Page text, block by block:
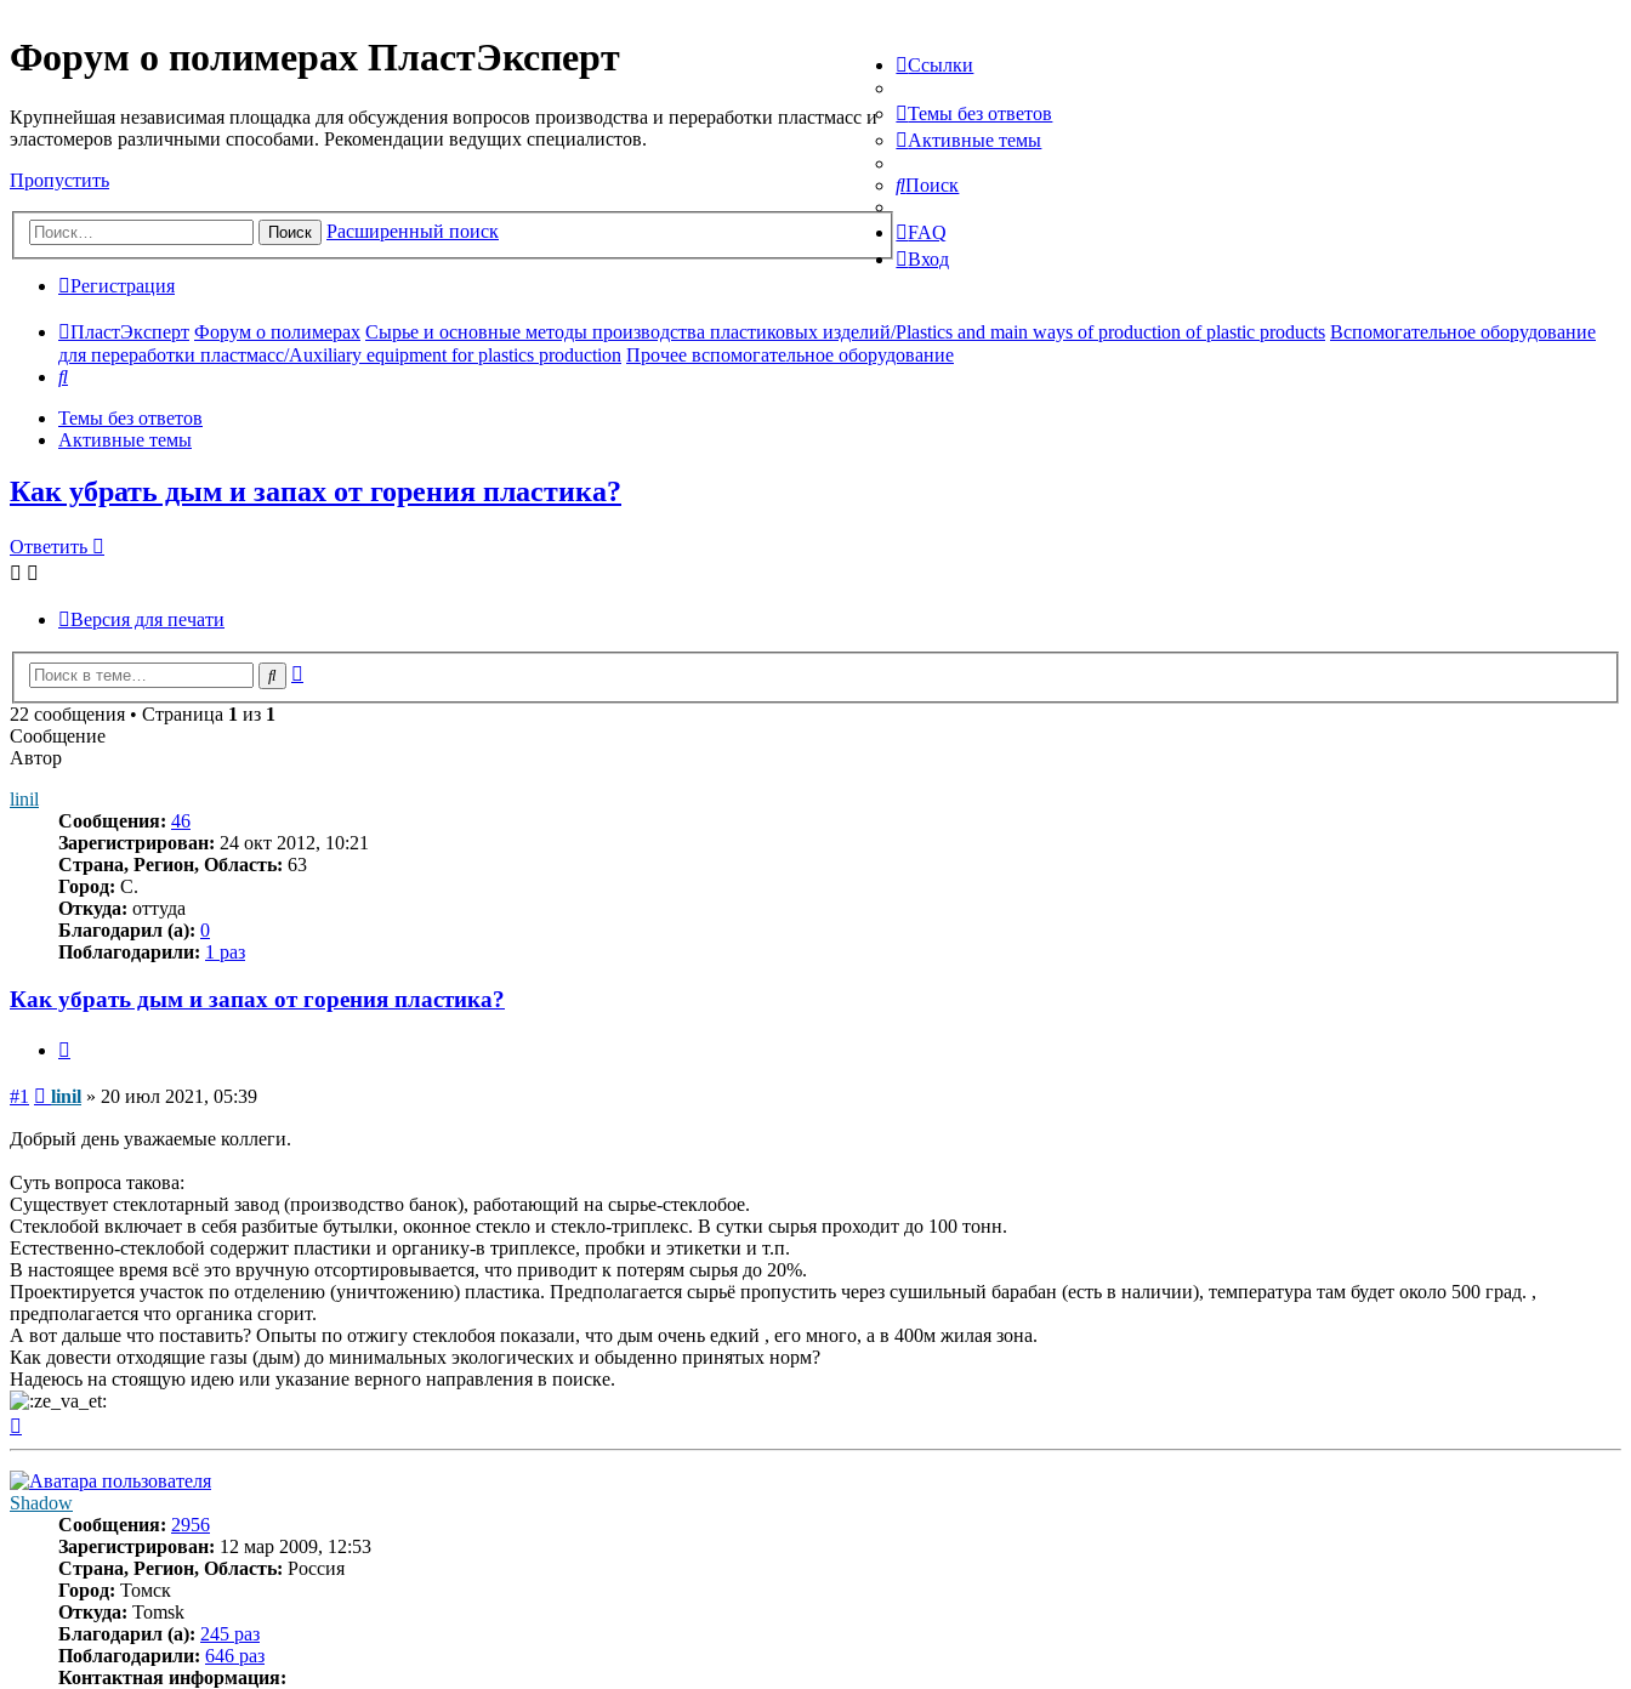
Форум о полимерах ПластЭксперт
Крупнейшая независимая площадка для обсуждения вопросов производства и переработки пластмасс и
эластомеров различными способами. Рекомендации ведущих специалистов.
Пропустить
Поиск Расширенный поиск
Ссылки
Темы без ответов
Активные темы
Поиск
FAQ
Вход
Регистрация
ПластЭксперт Форум о полимерах Сырье и основные методы производства пластиковых изделий/Plastics and main ways of production of plastic products Вспомогательное оборудование
для переработки пластмасс/Auxiliary equipment for plastics production Прочее вспомогательное оборудование
Поиск
Темы без ответов
Активные темы
Как убрать дым и запах от горения пластика?
Ответить
Версия для печати
Поиск
22 сообщения • Страница 1 из 1
Сообщение
Автор
linil
Сообщения: 46
Зарегистрирован: 24 окт 2012, 10:21
Страна, Регион, Область: 63
Город: С.
Откуда: оттуда
Благодарил (а): 0
Поблагодарили: 1 раз
Как убрать дым и запах от горения пластика?
#1 Сообщение
linil » 20 июл 2021, 05:39
Добрый день уважаемые коллеги.
Суть вопроса такова:
Существует стеклотарный завод (производство банок), работающий на сырье-стеклобое.
Стеклобой включает в себя разбитые бутылки, оконное стекло и стекло-триплекс. В сутки сырья проходит до 100 тонн.
Естественно-стеклобой содержит пластики и органику-в триплексе, пробки и этикетки и т.п.
В настоящее время всё это вручную отсортировывается, что приводит к потерям сырья до 20%.
Проектируется участок по отделению (уничтожению) пластика. Предполагается сырьё пропустить через сушильный барабан (есть в наличии), температура там будет около 500 град. ,
предполагается что органика сгорит.
А вот дальше что поставить? Опыты по отжигу стеклобоя показали, что дым очень едкий , его много, а в 400м жилая зона.
Как довести отходящие газы (дым) до минимальных экологических и обыденно принятых норм?
Надеюсь на стоящую идею или указание верного направления в поиске.
Shadow
Сообщения: 2956
Зарегистрирован: 12 мар 2009, 12:53
Страна, Регион, Область: Россия
Город: Томск
Откуда: Tomsk
Благодарил (а): 245 раз
Поблагодарили: 646 раз
Контактная информация: